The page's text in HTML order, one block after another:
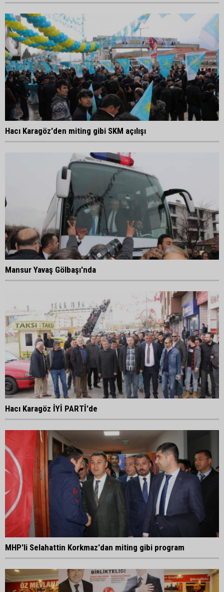
Hacı Karagöz'den miting gibi SKM açılışı
Mansur Yavaş Gölbaşı'nda
Hacı Karagöz İYİ PARTİ'de
MHP'li Selahattin Korkmaz'dan miting gibi program